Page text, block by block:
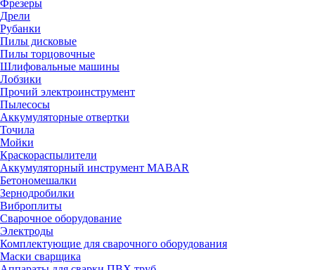
Фрезеры
Дрели
Рубанки
Пилы дисковые
Пилы торцовочные
Шлифовальные машины
Лобзики
Прочий электроинструмент
Пылесосы
Аккумуляторные отвертки
Точила
Мойки
Краскораспылители
Аккумуляторный инструмент MABAR
Бетономешалки
Зернодробилки
Виброплиты
Сварочное оборудование
Электроды
Комплектующие для сварочного оборудования
Маски сварщика